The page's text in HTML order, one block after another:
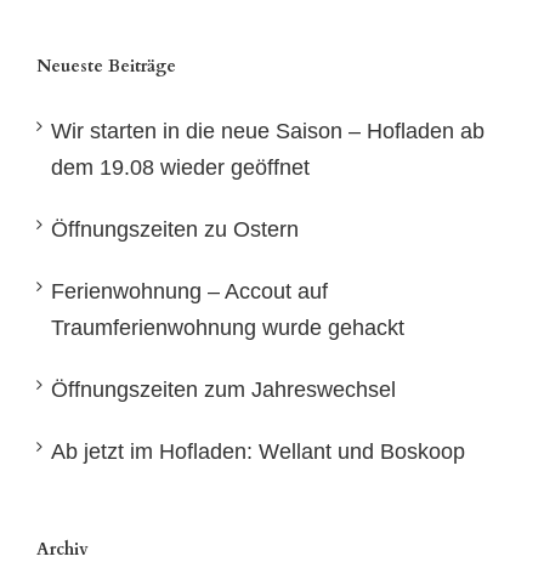
Neueste Beiträge
Wir starten in die neue Saison – Hofladen ab
dem 19.08 wieder geöffnet
Öffnungszeiten zu Ostern
Ferienwohnung – Accout auf
Traumferienwohnung wurde gehackt
Öffnungszeiten zum Jahreswechsel
Ab jetzt im Hofladen: Wellant und Boskoop
Archiv